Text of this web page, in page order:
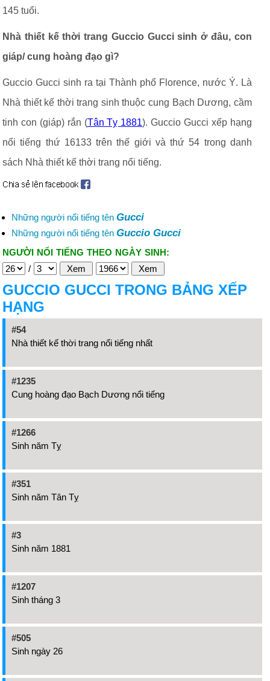
145 tuổi.
Nhà thiết kế thời trang Guccio Gucci sinh ở đâu, con
giáp/ cung hoàng đạo gì?
Guccio Gucci sinh ra tại Thành phố Florence, nước Ý. Là
Nhà thiết kế thời trang sinh thuộc cung Bạch Dương, cầm
tinh con (giáp) rắn (Tân Tỵ 1881). Guccio Gucci xếp hạng
nổi tiếng thứ 16133 trên thế giới và thứ 54 trong danh
sách Nhà thiết kế thời trang nổi tiếng.
Những người nổi tiếng tên Gucci
Những người nổi tiếng tên Guccio Gucci
NGƯỜI NỔI TIẾNG THEO NGÀY SINH:
/
GUCCIO GUCCI TRONG BẢNG XẾP
HẠNG
#54
Nhà thiết kế thời trang nổi tiếng nhất
#1235
Cung hoàng đạo Bạch Dương nổi tiếng
#1266
Sinh năm Tỵ
#351
Sinh năm Tân Tỵ
#3
Sinh năm 1881
#1207
Sinh tháng 3
#505
Sinh ngày 26